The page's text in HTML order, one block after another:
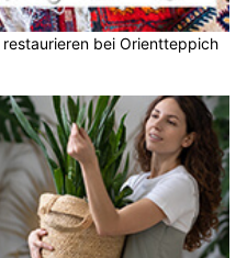
bei Orientteppich